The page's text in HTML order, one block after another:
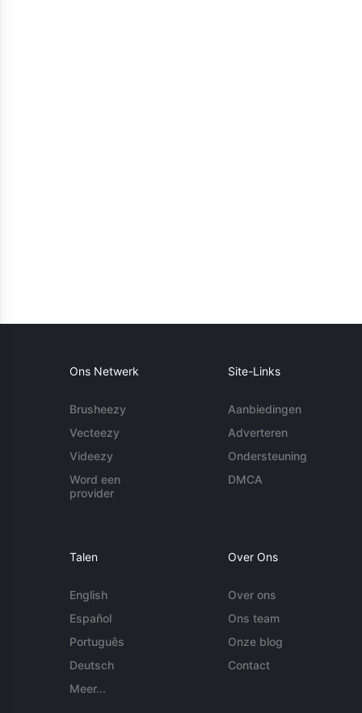
Ons Netwerk
Brusheezy
Vecteezy
Videezy
Word een
provider
Site-Links
Aanbiedingen
Adverteren
Ondersteuning
DMCA
Talen
English
Español
Português
Deutsch
Meer...
Over Ons
Over ons
Ons team
Onze blog
Contact